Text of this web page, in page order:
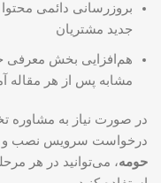
بروزرسانی دائمی
جدید مشتریان
هم‌افزایی بخش معرفی
مشابه پس از هر مقاله
در صورت نیاز به مشاوره
درخواست سرویس نصب و
حومه، می‌توانید در هر